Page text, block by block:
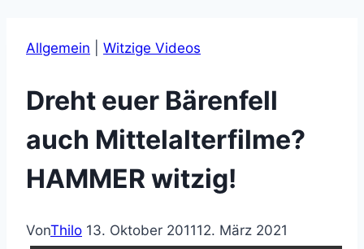
Allgemein Witzige Videos
Dreht euer Bärenfell
auch Mittelalterfilme?
HAMMER witzig!
VonThilo 13. Oktober 201112. März 2021